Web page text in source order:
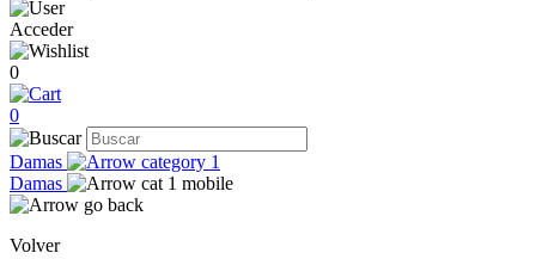
Acceder
0
0
Damas
Damas
Volver